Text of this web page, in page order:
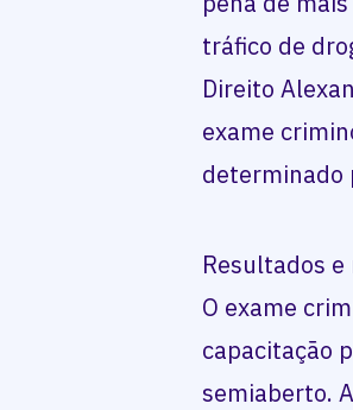
tráfico de
Direito
exame
determinado
Resultados
O exame
capacitação
semiaberto.